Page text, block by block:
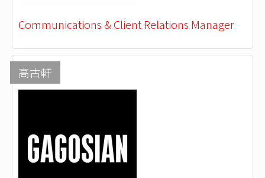
Communications & Client Relations Manager
高古軒